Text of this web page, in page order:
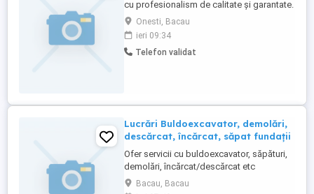
cu profesionalism de calitate și garantate.
Decopertare pereți , tencuieli pe baza de
ciment sau ipsos ,gleturi grosiere sau de
finisaj rigips gresie faianță parchet var etc.
Onesti, Bacau
ieri 09:34
Telefon validat
Lucrări Buldoexcavator, demolări,
descărcat, încărcat, săpat fundații
Ofer servicii cu buldoexcavator, săpături,
demolări, încărcat/descărcat etc
Bacau, Bacau